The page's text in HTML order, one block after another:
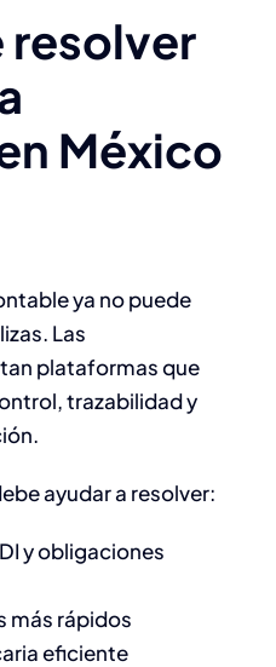
resolver
México
ya no puede
Las
plataformas que
trazabilidad y
ayudar a resolver:
y obligaciones
más rápidos
eficiente